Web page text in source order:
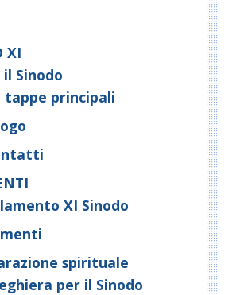
XI
il Sinodo
tappe principali
XI Sinodo
spirituale
per il Sinodo